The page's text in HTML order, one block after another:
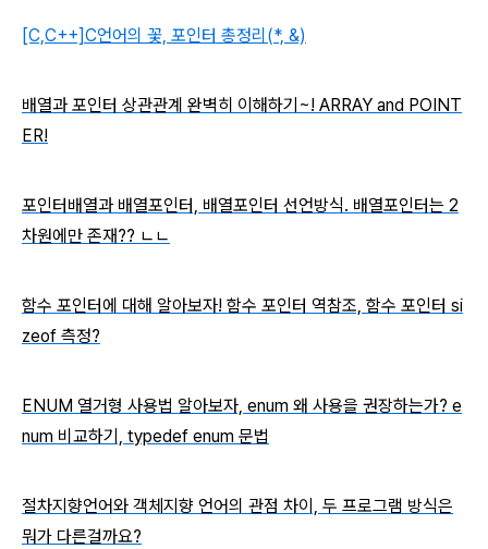
[C,C++]C언어의 꽃, 포인터 총정리(*, &)
배열과 포인터 상관관계 완벽히 이해하기~! ARRAY and POINT
ER!
포인터배열과 배열포인터, 배열포인터 선언방식. 배열포인터는 2
차원에만 존재?? ㄴㄴ
함수 포인터에 대해 알아보자! 함수 포인터 역참조, 함수 포인터 si
zeof 측정?
ENUM 열거형 사용법 알아보자, enum 왜 사용을 권장하는가? e
num 비교하기, typedef enum 문법
절차지향언어와 객체지향 언어의 관점 차이, 두 프로그램 방식은
뭐가 다른걸까요?